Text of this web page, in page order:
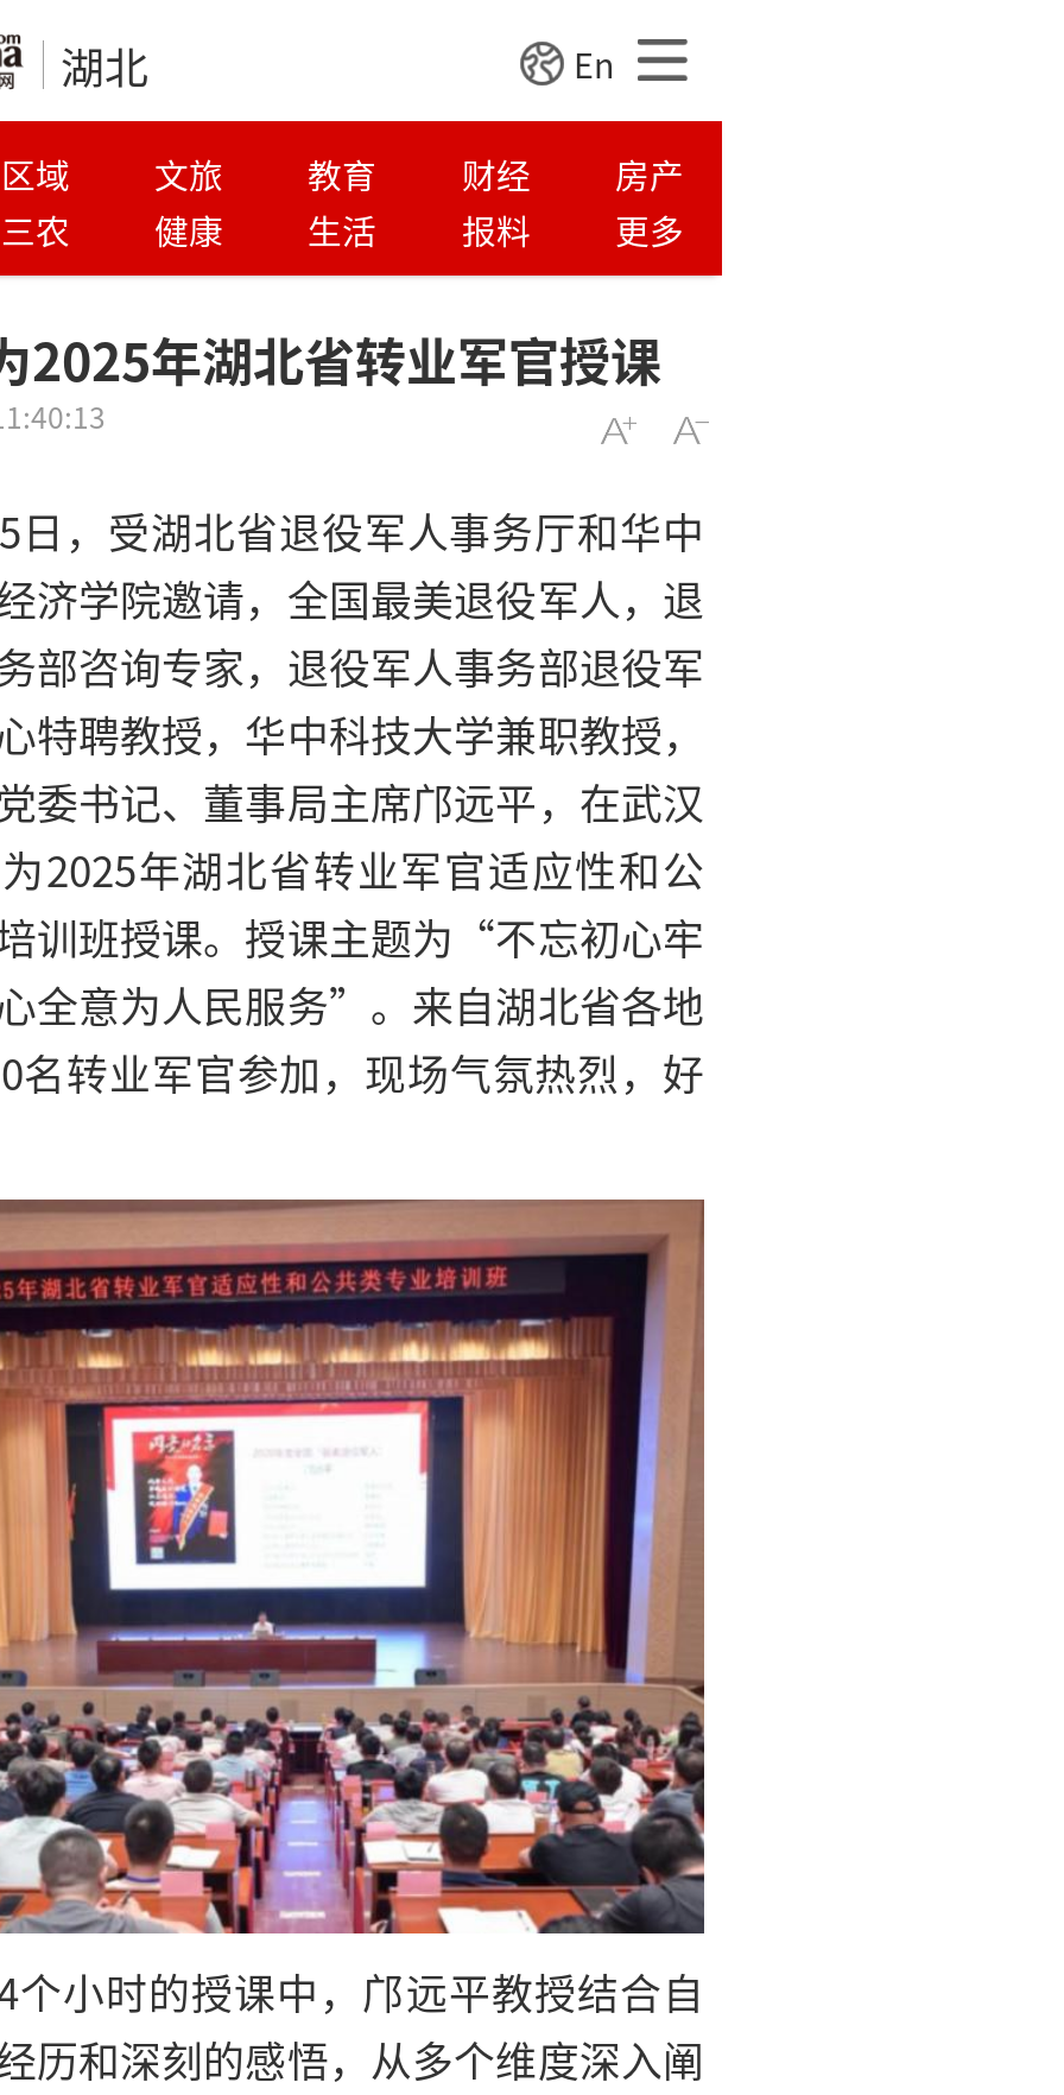
湖北 En
区域 文旅 教育 财经
房产
三农
健康 生活 报料 更多
2025年湖北省转业军官授课
日，受湖北省退役军人事务厅和华中
济学院邀请，全国最美退役军人，退
部咨询专家，退役军人事务部退役军
特聘教授，华中科技大学兼职教授，
委书记、董事局主席邝远平，在武汉
2025年湖北省转业军官适应性和公
训班授课。授课主题为“不忘初心牢
全意为人民服务”。来自湖北省各地
名转业军官参加，现场气氛热烈，好
个小时的授课中，邝远平教授结合自
历和深刻的感悟，从多个维度深入阐